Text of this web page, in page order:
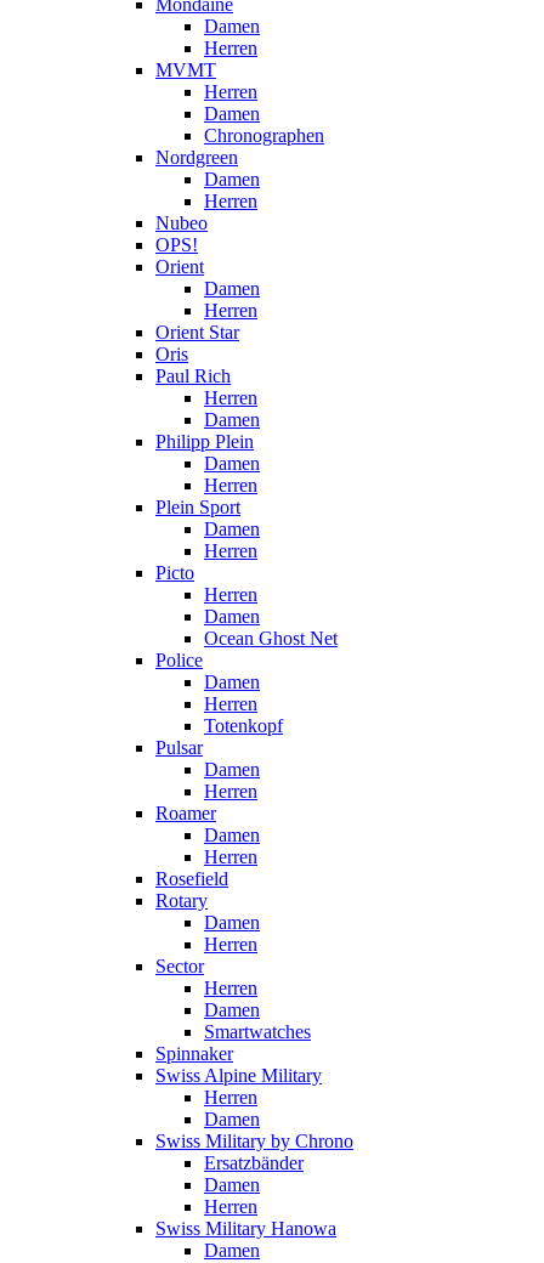
Mondaine
Damen
Herren
MVMT
Herren
Damen
Chronographen
Nordgreen
Damen
Herren
Nubeo
OPS!
Orient
Damen
Herren
Orient Star
Oris
Paul Rich
Herren
Damen
Philipp Plein
Damen
Herren
Plein Sport
Damen
Herren
Picto
Herren
Damen
Ocean Ghost Net
Police
Damen
Herren
Totenkopf
Pulsar
Damen
Herren
Roamer
Damen
Herren
Rosefield
Rotary
Damen
Herren
Sector
Herren
Damen
Smartwatches
Spinnaker
Swiss Alpine Military
Herren
Damen
Swiss Military by Chrono
Ersatzbänder
Damen
Herren
Swiss Military Hanowa
Damen